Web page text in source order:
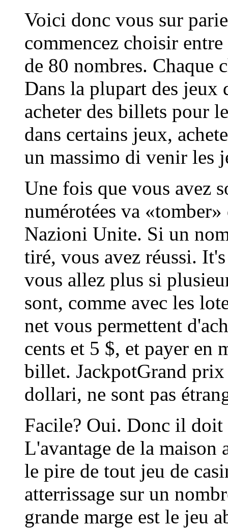
Voici donc vous sur
commencez choisir
de 80 nombres. Chaque
Dans la plupart des jeux
acheter des billets pour
dans certains jeux,
un massimo di venir les
Une fois que vous avez
numérotées va
Nazioni Unite. Si un
tiré, vous avez réussi.
vous allez plus si
sont, comme avec les
net vous permettent
cents et 5 $, et payer
billet. JackpotGrand
dollari, ne sont pas
Facile? Oui. Donc il doit
L'avantage de la maison
le pire de tout jeu de
atterrissage sur un
grande marge est le jeu